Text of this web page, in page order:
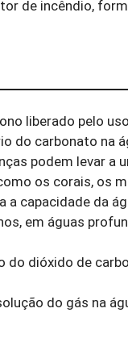
de incêndio,
liberado pelo
do carbonato na
podem levar a
os corais, os
capacidade da
em águas
dióxido de
do gás na